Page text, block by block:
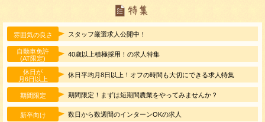
雰囲気の良さ スタッフ厳選求人公開中！
自動車免許
(AT限定)
40歳以上積極採用！の求人特集
休日が
月6日以上
休日平均月8日以上！オフの時間も大切にできる求人特集
期間限定 期間限定！まずは短期間農業をやってみませんか？
新卒向け 数日から数週間のインターンOKの求人